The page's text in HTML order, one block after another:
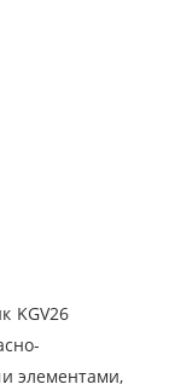
KGV26
элементами,